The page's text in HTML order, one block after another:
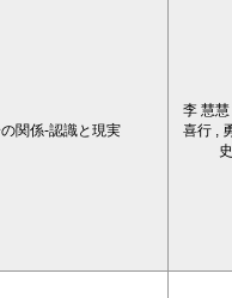
関係-認識と現実
李 慧慧
喜行 ,
史